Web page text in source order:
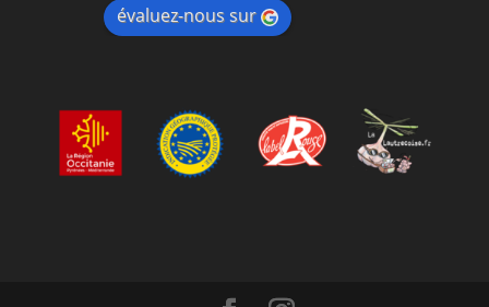
évaluez-nous sur